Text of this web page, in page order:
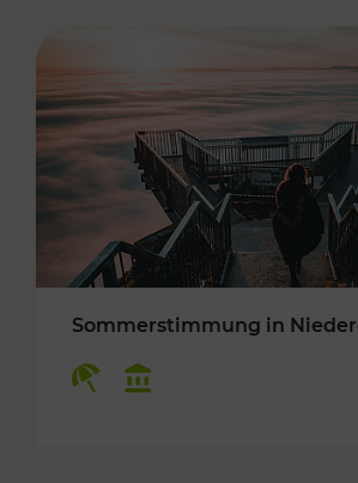
Sommerstimmung in